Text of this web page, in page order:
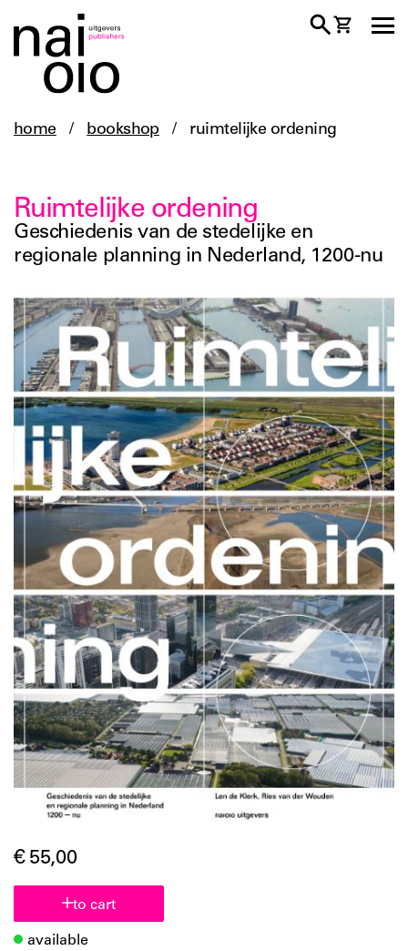
home / bookshop / ruimtelijke ordening
Ruimtelijke ordening
Geschiedenis van de stedelijke en
regionale planning in Nederland, 1200-nu
€ 55,00
to cart
available